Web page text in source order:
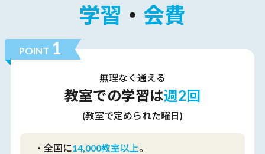
学習 ・ 会費
POINT 1
無理なく 通える
教室での学習は週2回
(教室で定められた曜日)
・全国に14,000教室以上。